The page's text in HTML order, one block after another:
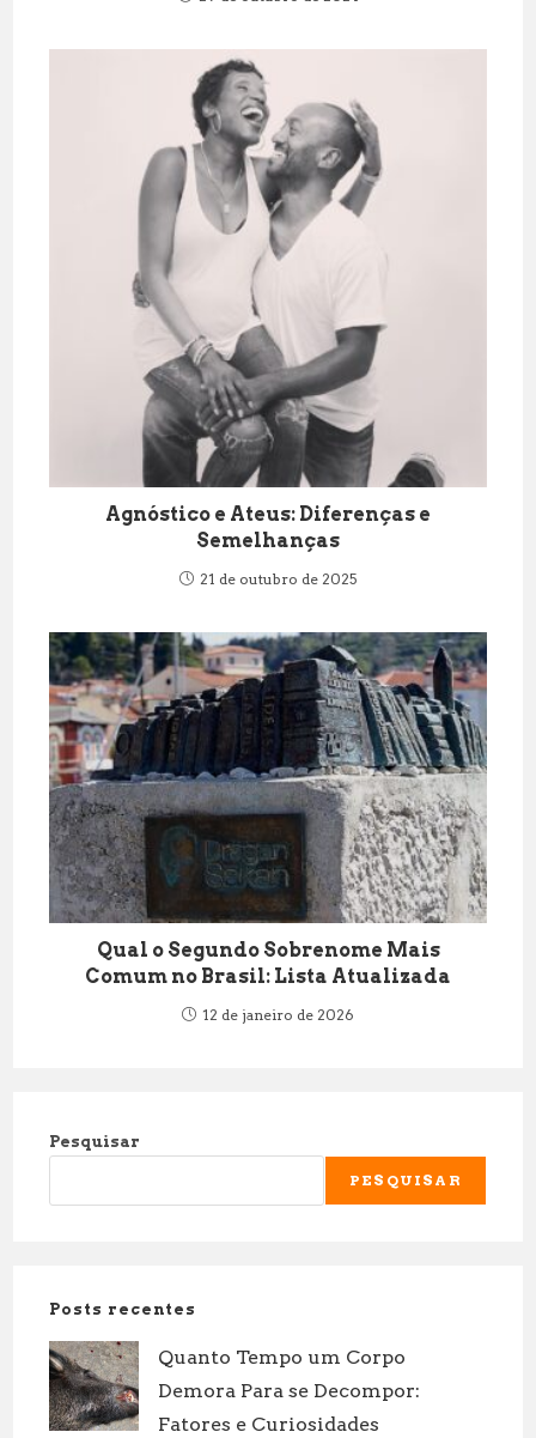
Agnóstico e Ateus: Diferenças e
Semelhanças
21 de outubro de 2025
Qual o Segundo Sobrenome Mais
Comum no Brasil: Lista Atualizada
12 de janeiro de 2026
Pesquisar
PESQUISAR
Posts recentes
Quanto Tempo um Corpo
Demora Para se Decompor:
Fatores e Curiosidades